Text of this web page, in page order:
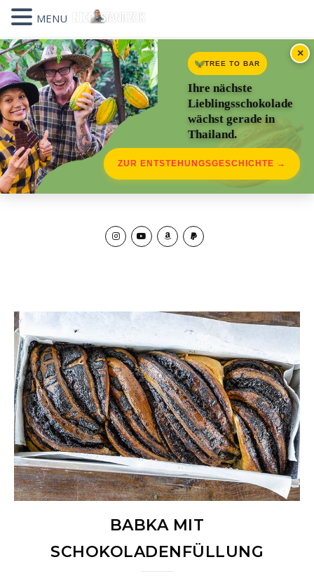
BABKA MIT
SCHOKOLADENFÜLLUNG
×
TREE TO BAR
Ihre nächste
Lieblingsschokolade
wächst gerade in
Thailand.
ZUR ENTSTEHUNGSGESCHICHTE →
MENU